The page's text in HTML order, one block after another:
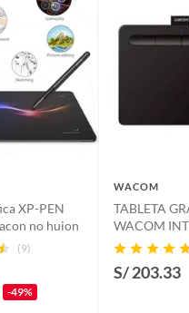
Soporte para lápiz, 8 plumillas,
Manual de usuario,
no huion
(9)
-49%
WACOM
TABLETA
WACOM
CTL4100
P-N CTL-4100
S/ 203.33